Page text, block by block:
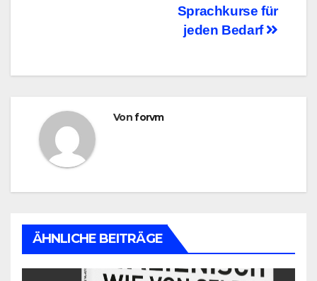
Sprachkurse für
jeden Bedarf
Vonforvm
ÄHNLICHE BEITRÄGE